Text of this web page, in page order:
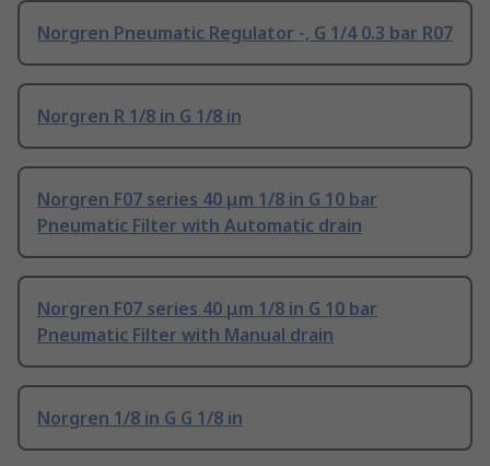
Norgren Pneumatic Regulator -, G 1/4 0.3 bar R07
Norgren R 1/8 in G 1/8 in
Norgren F07 series 40 μm 1/8 in G 10 bar
Pneumatic Filter with Automatic drain
Norgren F07 series 40 μm 1/8 in G 10 bar
Pneumatic Filter with Manual drain
Norgren 1/8 in G G 1/8 in